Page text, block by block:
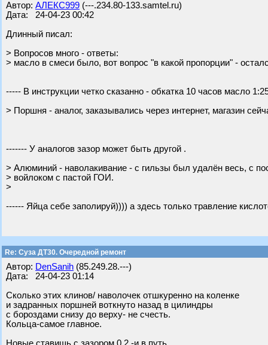
Автор: АЛЕКС999 (---.234.80-133.samtel.ru)
Дата: 24-04-23 00:42
Длинный писал:
> Вопросов много - ответы:
> масло в смеси было, вот вопрос "в какой пропорции" -
----- В инструкции четко сказанно - обкатка 10 часов масло
> Поршня - аналог, заказывались через интернет, магазин
------- У аналогов зазор может быть другой .
> Алюминий - наволакивание - с гильзы был удалён весь, с
> войлоком с пастой ГОИ.
>
------ Яйца себе заполируй)))) а здесь только травление
Re: Суза ДТ30. Очередной ремонт
Автор: DenSanih (85.249.28.---)
Дата: 24-04-23 01:14
Сколько этих клинов/ наволочек отшкуренно на коленке
и задранных поршней воткнуто назад в цилиндры
с бороздами снизу до верху- не счесть.
Кольца-самое главное.